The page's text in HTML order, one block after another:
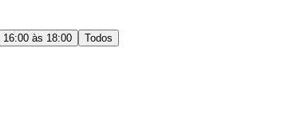
16:00 às 18:00
Todos